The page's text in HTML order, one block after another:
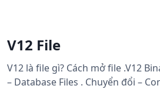
V12 File
V12 là file gì? Cách mở file .V12
– Database Files . Chuyển đổi –